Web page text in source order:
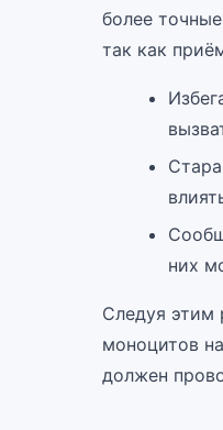
более
так как
них
Следуя этим
моноцитов
должен